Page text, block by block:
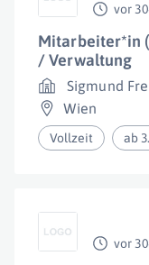
vor
Mitarbeiter*in
/ Verwaltung
Sigmund
Wien
Vollzeit ab
vor